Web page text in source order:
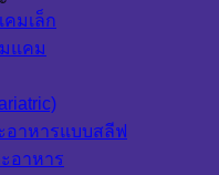
มเล็ก
แคม
อาหารแบบสลีฟ
อาหาร